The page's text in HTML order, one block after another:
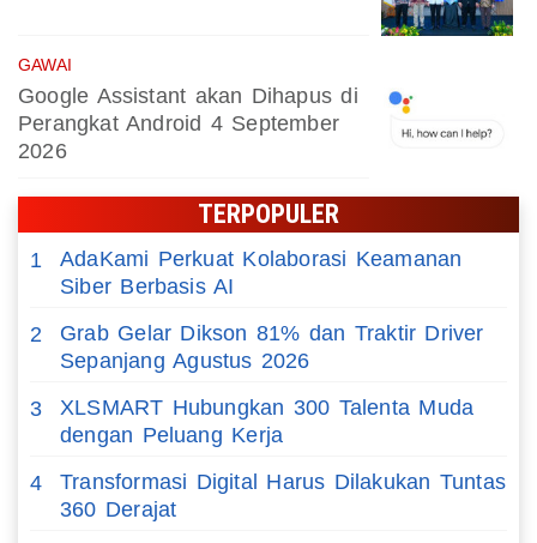
GAWAI
Google Assistant akan Dihapus di
Perangkat Android 4 September
2026
TERPOPULER
1
AdaKami Perkuat Kolaborasi Keamanan
Siber Berbasis AI
2
Grab Gelar Dikson 81% dan Traktir Driver
Sepanjang Agustus 2026
3
XLSMART Hubungkan 300 Talenta Muda
dengan Peluang Kerja
4
Transformasi Digital Harus Dilakukan Tuntas
360 Derajat